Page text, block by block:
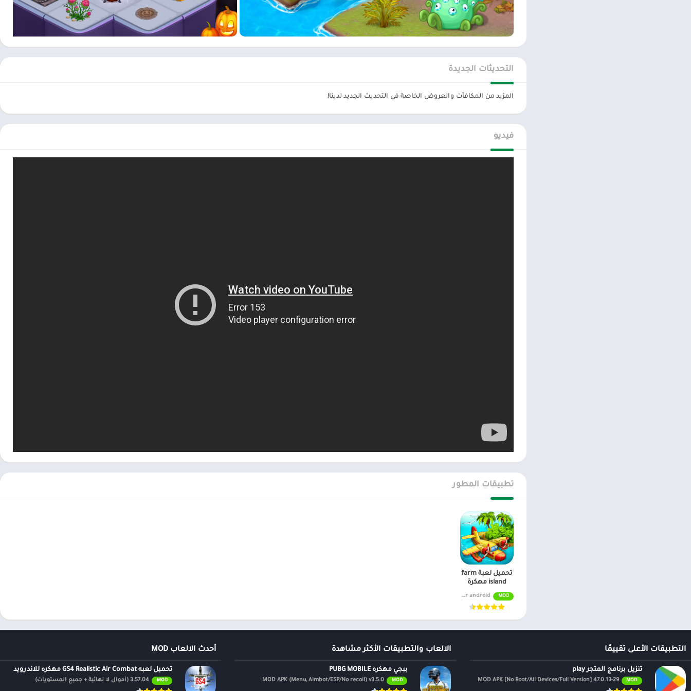
التحديثات الجديدة
المزيد من المكافآت والعروض الخاصة في التحديث الجديد لدينا!
فيديو
تطبيقات المطور
تحميل لعبة farm
island مهكرة
MOD
MOD APK v2.41 (Unlimited Diamonds) for android
أحدث الالعاب MOD
تحميل لعبه GS4 Realistic Air Combat مهكره للاندرويد
MOD 3.57.04 (أموال لا نهائية + جميع المستويات)
الالعاب والتطبيقات الأكثر مشاهدة
ببجي مهكره PUBG MOBILE
MOD
MOD APK (Menu, Aimbot/ESP/No recoil) v3.5.0
التطبيقات الأعلى تقييمًا
تنزيل برنامج المتجر play
MOD
47.0.13-29 MOD APK [No Root/All Devices/Full Version]